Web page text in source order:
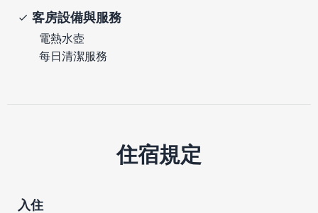
客房設備與服務
電熱水壺
每日清潔服務
住宿規定
入住